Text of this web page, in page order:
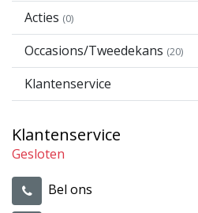
Acties (0)
Occasions/Tweedekans (20)
Klantenservice
Klantenservice
Gesloten
Bel ons